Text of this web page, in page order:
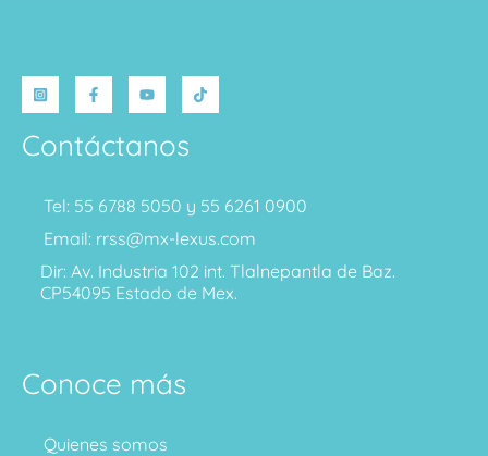
Contáctanos
Tel: 55 6788 5050 y 55 6261 0900
Email: rrss@mx-lexus.com
Dir: Av. Industria 102 int. Tlalnepantla de Baz.
CP54095 Estado de Mex.
Conoce más
Quienes somos